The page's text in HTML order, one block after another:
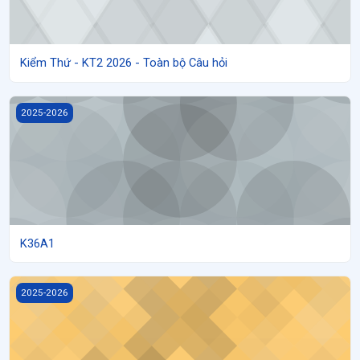
Kiểm Thứ - KT2 2026 - Toàn bộ Câu hỏi
K36A1
2025-2026
K36A1
K36A2
2025-2026